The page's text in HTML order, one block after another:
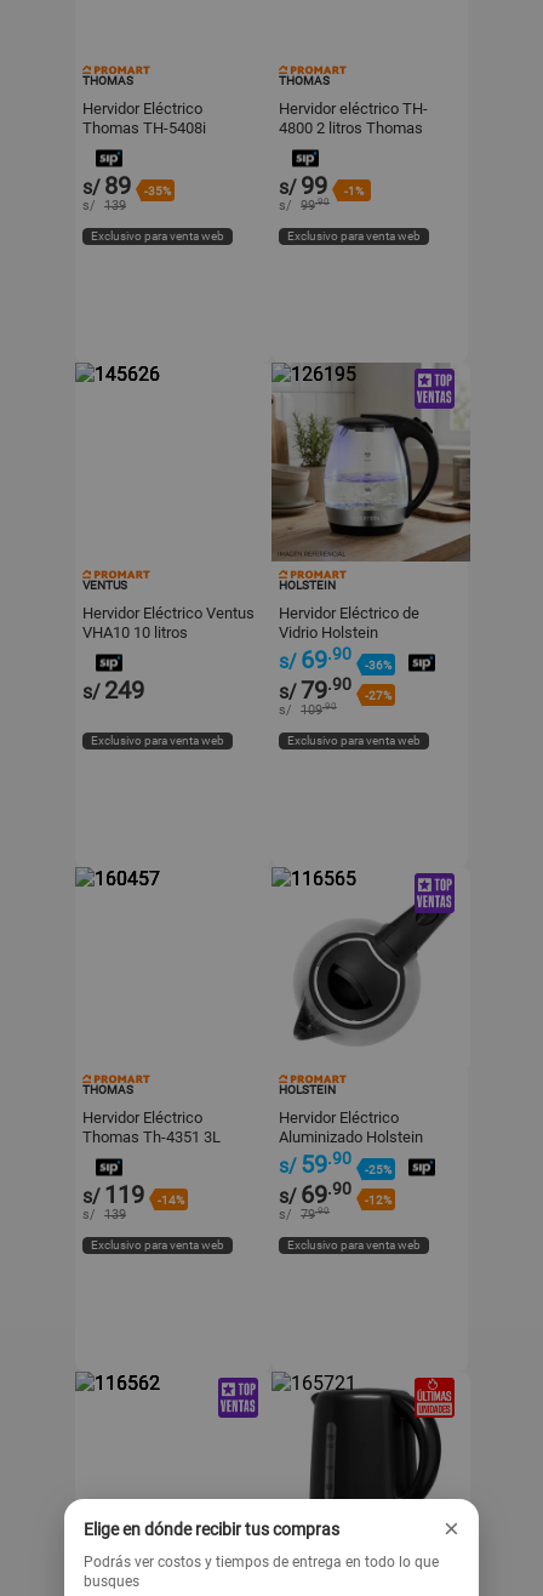
THOMAS
Hervidor Eléctrico
Thomas TH-5408i
2200W Acero Inoxidable
Plateado
s/ 89 -35%
s/ 139
Exclusivo para venta web
THOMAS
Hervidor eléctrico TH-
4800 2 litros Thomas
s/ 99 -1%
s/ 99.90
Exclusivo para venta web
VENTUS
Hervidor Eléctrico Ventus
VHA10 10 litros
s/ 249
Exclusivo para venta web
HOLSTEIN
Hervidor Eléctrico de
Vidrio Holstein
HH09101013B 1.8 litros
s/ 69.90
-36%
s/79.90
-27%
s/ 109.90
Exclusivo para venta web
THOMAS
Hervidor Eléctrico
Thomas Th-4351 3L
2200W Blanco
s/ 119 -14%
s/ 139
Exclusivo para venta web
HOLSTEIN
Hervidor Eléctrico
Aluminizado Holstein
HH090206 1.8 l Plata
1500W
s/ 59.90
-25%
s/ 69.90
-12%
s/ 79.90
Exclusivo para venta web
Elige en dónde recibir tus compras ×
Podrás ver costos y tiempos de entrega en todo lo que
busques